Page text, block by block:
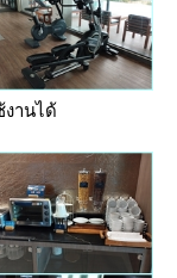
านได้